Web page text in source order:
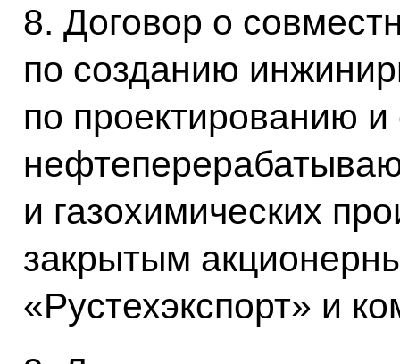
8. Договор о
по созданию
по проектированию и
и газохимических
закрытым
«Рустехэкспорт» и